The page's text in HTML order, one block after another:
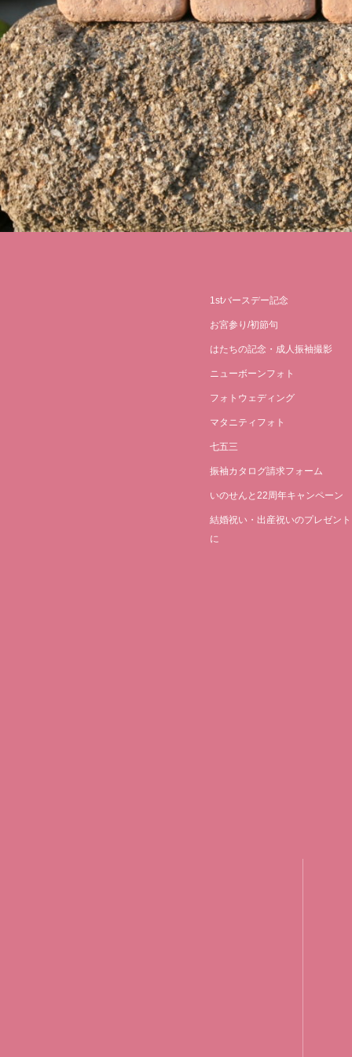
1stバースデー記念
お宮参り/初節句
はたちの記念・成人振袖撮影
ニューボーンフォト
フォトウェディング
マタニティフォト
七五三
振袖カタログ請求フォーム
いのせんと22周年キャンペーン
結婚祝い・出産祝いのプレゼント
に